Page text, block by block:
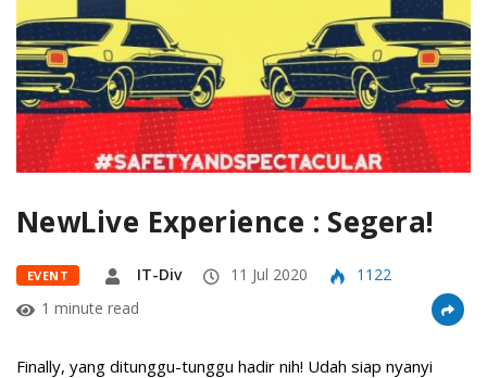
NewLive Experience : Segera!
EVENT IT-Div 11 Jul 2020
1122
1 minute read
Finally, yang ditunggu-tunggu hadir nih! Udah siap nyanyi